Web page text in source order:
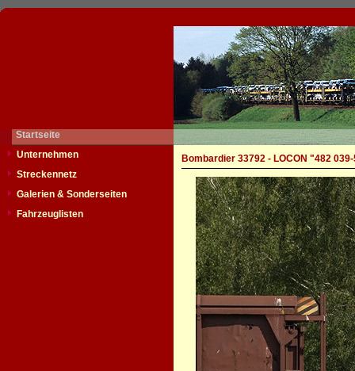
Startseite
Unternehmen
Streckennetz
Galerien & Sonderseiten
Fahrzeuglisten
Bombardier 33792 - LOCON "482